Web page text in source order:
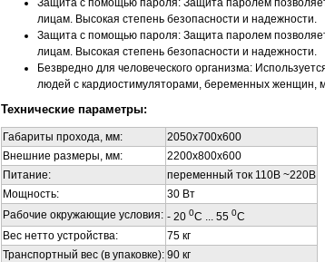
Защита с помощью пароля: Защита паролем
лицам. Высокая степень безопасности и надежности.
Защита с помощью пароля: Защита паролем
лицам. Высокая степень безопасности и надежности.
Безвредно для человеческого организма:
людей с кардиостимуляторами, беременных женщин,
Технические параметры:
Габариты прохода, мм: 2050x700x600
Внешние размеры, мм:
2200x800x600
Питание:
переменный ток 110В ~220В
Мощность:
30 Вт
Рабочие окружающие условия: - 20 0С ... 55 0C
Вес нетто устройства:
75 кг
Транспортный вес (в упаковке): 90 кг